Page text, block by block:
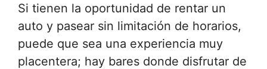
Si tienen la oportunidad de rentar un
auto y pasear sin limitación de horarios,
puede que sea una experiencia muy
placentera; hay bares donde disfrutar de